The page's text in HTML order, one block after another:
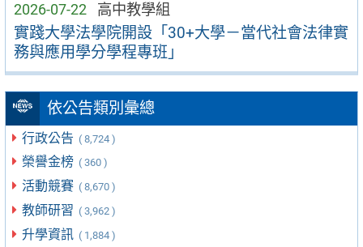
2026-07-22 高中教學組
實踐大學法學院開設「30+大學－當代社會法律實
務與應用學分學程專班」
依公告類別彙總
行政公告 ( 8,724 )
榮譽金榜 ( 360 )
活動競賽 ( 8,670 )
教師研習 ( 3,962 )
升學資訊 ( 1,884 )